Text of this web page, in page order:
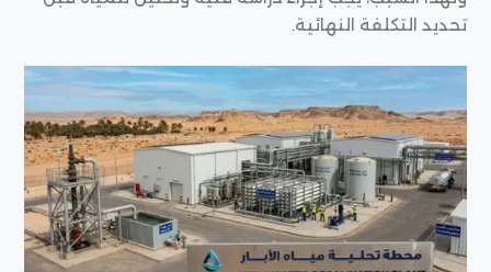
تحديد التكلفة النهائية.